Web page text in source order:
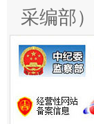
采编部）